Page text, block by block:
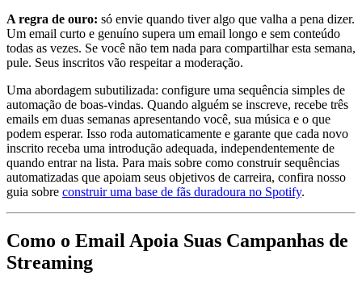
A regra de ouro: só envie quando tiver algo que valha a pena dizer.
Um email curto e genuíno supera um email longo e sem conteúdo
todas as vezes. Se você não tem nada para compartilhar esta semana,
pule. Seus inscritos vão respeitar a moderação.
Uma abordagem subutilizada: configure uma sequência simples de
automação de boas-vindas. Quando alguém se inscreve, recebe três
emails em duas semanas apresentando você, sua música e o que
podem esperar. Isso roda automaticamente e garante que cada novo
inscrito receba uma introdução adequada, independentemente de
quando entrar na lista. Para mais sobre como construir sequências
automatizadas que apoiam seus objetivos de carreira, confira nosso
guia sobre construir uma base de fãs duradoura no Spotify.
Como o Email Apoia Suas Campanhas de
Streaming